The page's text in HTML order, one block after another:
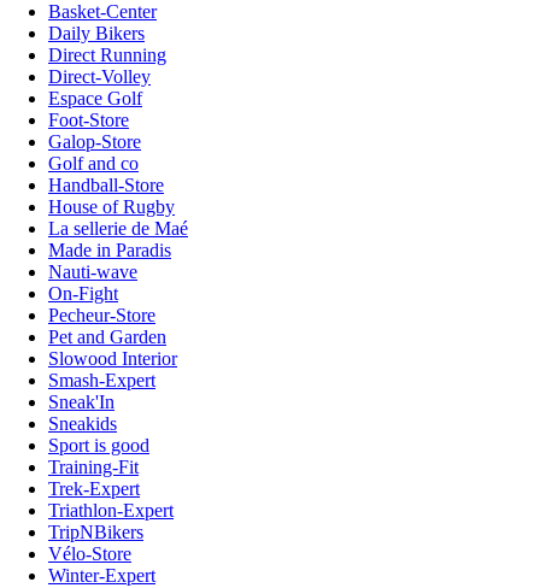
Basket-Center
Daily Bikers
Direct Running
Direct-Volley
Espace Golf
Foot-Store
Galop-Store
Golf and co
Handball-Store
House of Rugby
La sellerie de Maé
Made in Paradis
Nauti-wave
On-Fight
Pecheur-Store
Pet and Garden
Slowood Interior
Smash-Expert
Sneak'In
Sneakids
Sport is good
Training-Fit
Trek-Expert
Triathlon-Expert
TripNBikers
Vélo-Store
Winter-Expert